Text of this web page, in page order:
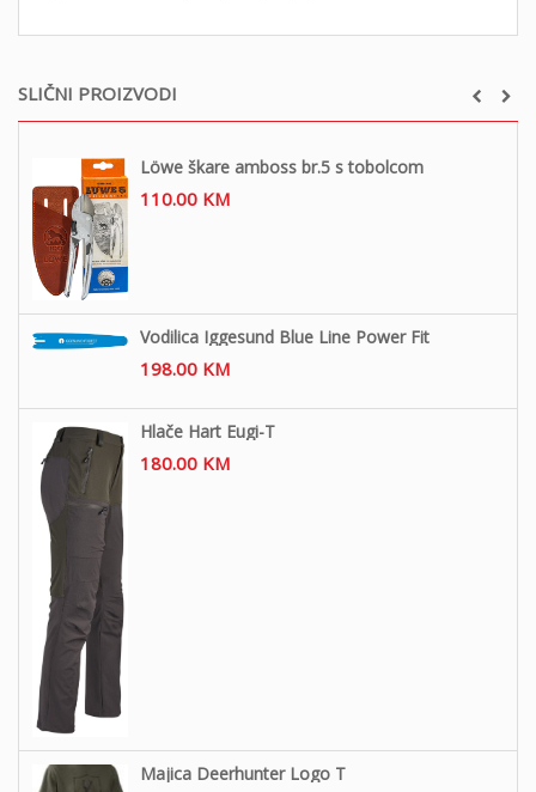
SLIČNI PROIZVODI
Löwe škare amboss br.5 s tobolcom
110.00 KM
Vodilica Iggesund Blue Line Power Fit
198.00 KM
Hlače Hart Eugi-T
180.00 KM
Majica Deerhunter Logo T